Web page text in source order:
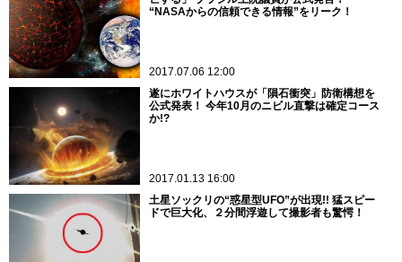
“NASAからの信頼できる情報”をリーク！
2017.07.06 12:00
遂にホワイトハウスが「隕石衝突」防衛構想を
公式発表！ 今年10月のニビル直撃は確定コース
か!?
2017.01.13 16:00
土星ソックリの“惑星型UFO”が出現!! 猛スピー
ドで巨大化、２分間浮遊して撮影者も驚愕！